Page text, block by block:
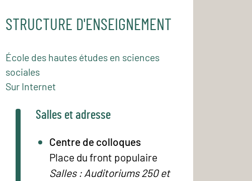
STRUCTURE D'ENSEIGNEMENT
École des hautes études en sciences
sociales
Sur Internet
Salles et adresse
Centre de colloques
Place du front populaire
Salles : Auditoriums 250 et